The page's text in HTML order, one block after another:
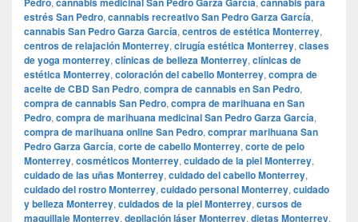
estrés San Pedro, cannabis recreativo San Pedro Garza García,
cannabis San Pedro Garza García, centros de estética Monterrey,
centros de relajación Monterrey, cirugía estética Monterrey, clases
de yoga monterrey, clínicas de belleza Monterrey, clínicas de
estética Monterrey, coloración del cabello Monterrey, compra de
aceite de CBD San Pedro, compra de cannabis en San Pedro,
compra de cannabis San Pedro, compra de marihuana en San
Pedro, compra de marihuana medicinal San Pedro Garza García,
compra de marihuana online San Pedro, comprar marihuana San
Pedro Garza García, corte de cabello Monterrey, corte de pelo
Monterrey, cosméticos Monterrey, cuidado de la piel Monterrey,
cuidado de las uñas Monterrey, cuidado del cabello Monterrey,
cuidado del rostro Monterrey, cuidado personal Monterrey, cuidado
y belleza Monterrey, cuidados de la piel Monterrey, cursos de
maquillaje Monterrey, depilación láser Monterrey, dietas Monterrey,